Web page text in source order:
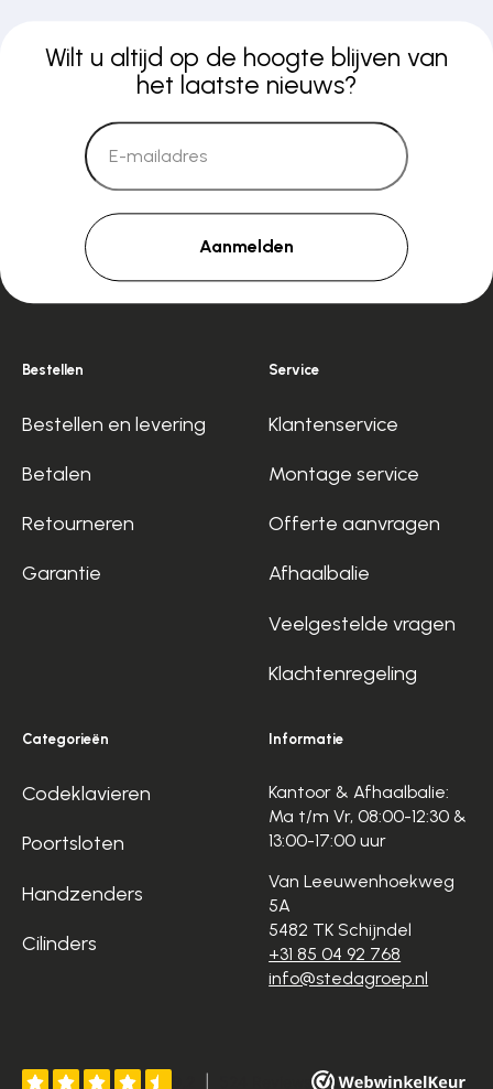
Wilt u altijd op de hoogte blijven van
het laatste nieuws?
Aanmelden
Bestellen
Bestellen en levering
Betalen
Retourneren
Garantie
Service
Klantenservice
Montage service
Offerte aanvragen
Afhaalbalie
Veelgestelde vragen
Klachtenregeling
Categorieën
Codeklavieren
Poortsloten
Handzenders
Cilinders
Informatie
Kantoor & Afhaalbalie:
Ma t/m Vr, 08:00-12:30 &
13:00-17:00 uur
Van Leeuwenhoekweg
5A
5482 TK Schijndel
+31 85 04 92 768
info@stedagroep.nl